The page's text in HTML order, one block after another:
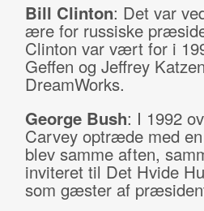
Bill Clinton: Det var
ære for russiske
Clinton var vært for i
Geffen og Jeffrey
DreamWorks.
George Bush: I 1992
Carvey optræde med
blev samme aften,
inviteret til Det Hvide
som gæster af